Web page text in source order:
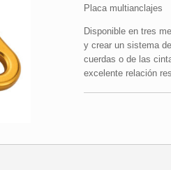
Placa multianclajes
Disponible en tres
y crear un sistema
cuerdas o de las
excelente relación